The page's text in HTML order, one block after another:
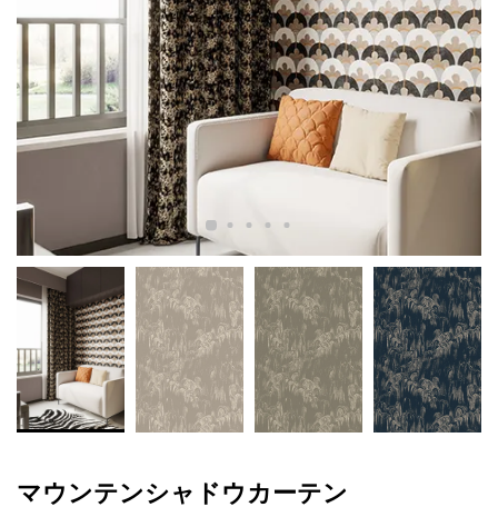
マウンテンシャドウカーテン